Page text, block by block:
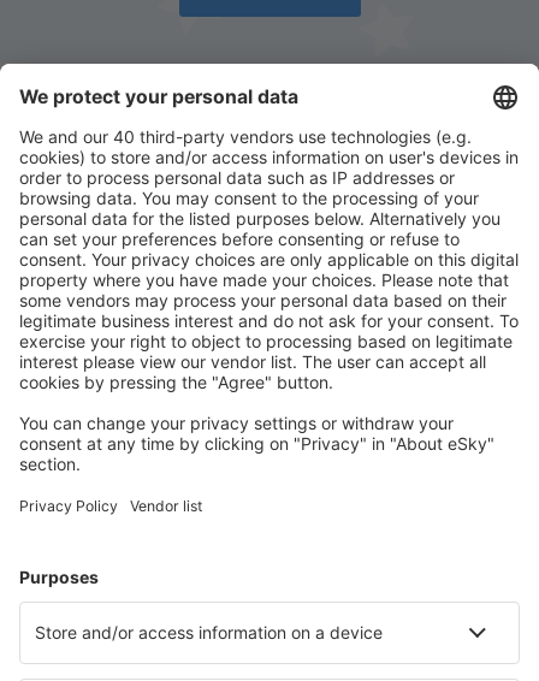
Töltse le az alkalmazásunkatés tervezze
meg az útjait kényelmesen
Tervezze meg az utazást
Repülőjegy
Szállás
Repülő+Hotel